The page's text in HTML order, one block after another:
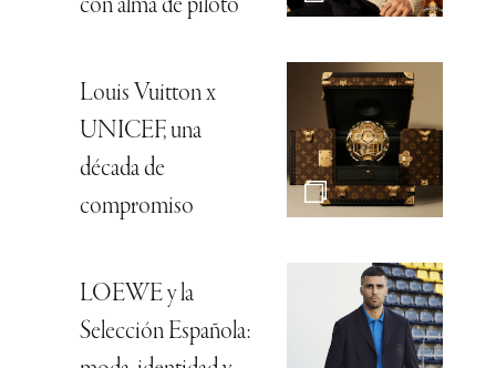
con alma de piloto
Louis Vuitton x
UNICEF, una
década de
compromiso
LOEWE y la
Selección Española: